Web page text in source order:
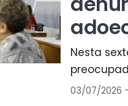
Nesta
03/07/2026 -